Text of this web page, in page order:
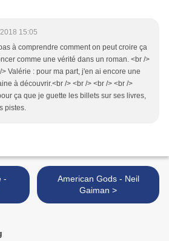
15:05
à comprendre comment on peut croire ça
comme une vérité dans un roman. <br />
> Valérie : pour ma part, j'en ai encore une
à découvrir.<br /> <br /> <br /> <br />
ça que je guette les billets sur ses livres,
pistes.
American Gods - Neil
Gaiman >